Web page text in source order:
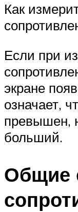
Как
Если при
экране
означает,
превышен,
больший.
Общие